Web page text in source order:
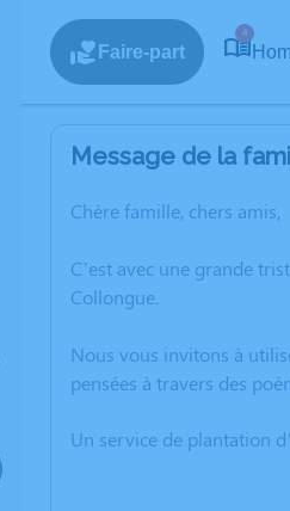
Faire-part
4
Message de la
Chère famille, chers amis,
C’est avec une grande
Collongue.
Nous vous invitons à
pensées à travers des
Un service de plantation